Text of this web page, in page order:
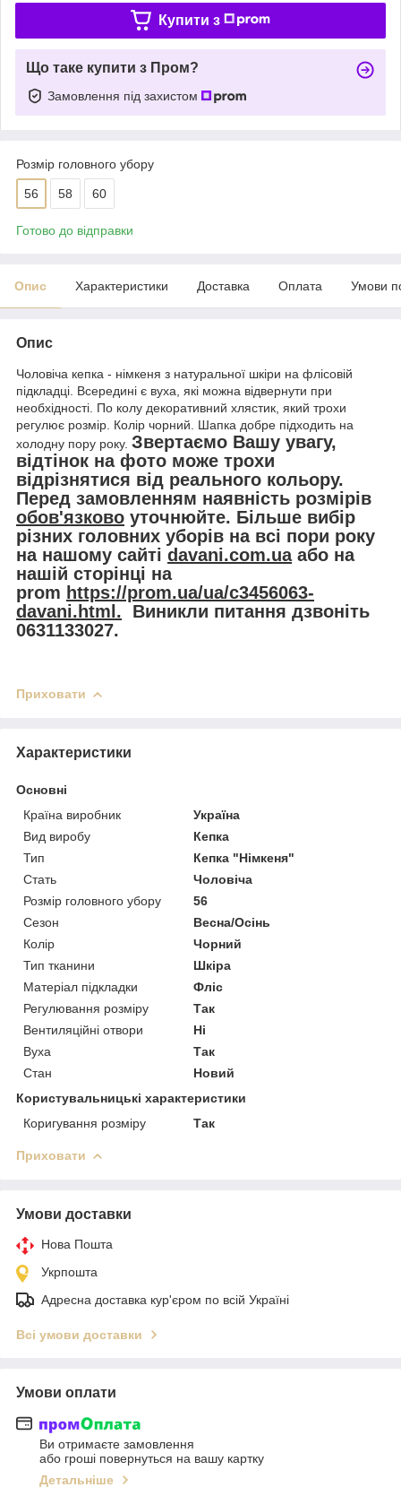
Купити з
Що таке купити з Пром?
Замовлення під захистом
Розмір головного убору
56 58 60
Готово до відправки
Опис Характеристики Доставка Оплата Умови
Опис
Чоловіча кепка - німкеня з натуральної шкіри на флісовій
підкладці. Всередині є вуха, які можна відвернути при
необхідності. По колу декоративний хлястик, який трохи
регулює розмір. Колір чорний. Шапка добре підходить на
холодну пору року. Звертаємо Вашу увагу,
відтінок на фото може трохи
відрізнятися від реального кольору.
Перед замовленням наявність розмірів
обов'язково уточнюйте. Більше вибір
різних головних уборів на всі пори року
на нашому сайті davani.com.uaабо на
нашій сторінці на
prom https://prom.ua/ua/c3456063-
davani.html.
Виникли питання дзвоніть
0631133027.
Приховати
Характеристики
Основні
Країна виробник
Україна
Вид виробу
Кепка
Тип
Кепка "Німкеня"
Стать
Чоловіча
Розмір головного убору
56
Сезон
Весна/Осінь
Колір
Чорний
Тип тканини
Шкіра
Матеріал підкладки
Фліс
Регулювання розміру
Так
Вентиляційні отвори
Ні
Вуха
Так
Стан
Новий
Користувальницькі характеристики
Коригування розміру
Так
Приховати
Умови доставки
Нова Пошта
Укрпошта
Адресна доставка кур'єром по всій Україні
Всі умови доставки
Умови оплати
Ви отримаєте замовлення
або гроші повернуться на вашу картку
Детальніше